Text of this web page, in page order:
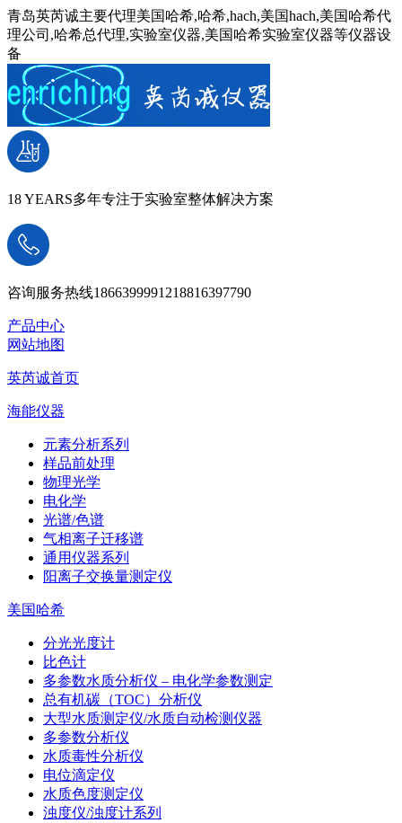
青岛英芮诚主要代理美国哈希,哈希,hach,美国hach,美国哈希代
理公司,哈希总代理,实验室仪器,美国哈希实验室仪器等仪器设
备
18 YEARS多年专注于实验室整体解决方案
咨询服务热线1866399991218816397790
产品中心
网站地图
英芮诚首页
海能仪器
元素分析系列
样品前处理
物理光学
电化学
光谱/色谱
气相离子迁移谱
通用仪器系列
阳离子交换量测定仪
美国哈希
分光光度计
比色计
多参数水质分析仪 – 电化学参数测定
总有机碳（TOC）分析仪
大型水质测定仪/水质自动检测仪器
多参数分析仪
水质毒性分析仪
电位滴定仪
水质色度测定仪
浊度仪/浊度计系列